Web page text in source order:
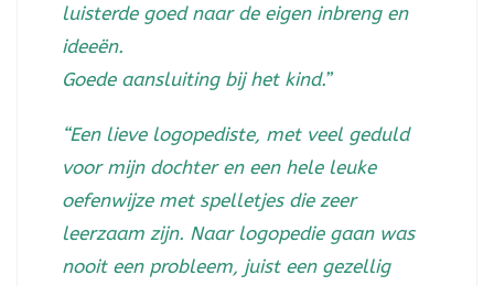
luisterde goed naar de eigen inbreng en
ideeën.
Goede aansluiting bij het kind.”
“Een lieve logopediste, met veel geduld
voor mijn dochter en een hele leuke
oefenwijze met spelletjes die zeer
leerzaam zijn. Naar logopedie gaan was
nooit een probleem, juist een gezellig